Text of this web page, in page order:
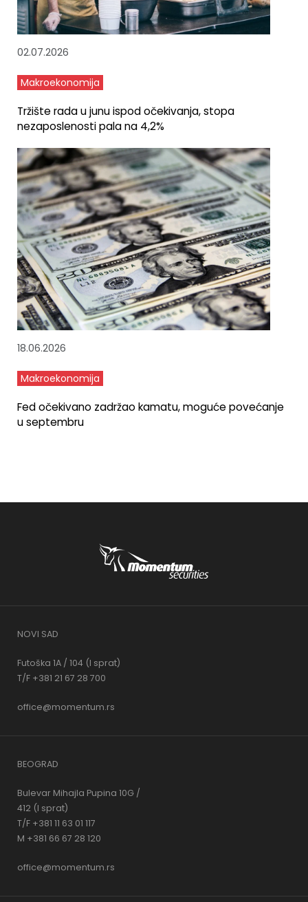
02.07.2026
Makroekonomija
Tržište rada u junu ispod očekivanja, stopa
nezaposlenosti pala na 4,2%
18.06.2026
Makroekonomija
Fed očekivano zadržao kamatu, moguće povećanje
u septembru
NOVI SAD
Futoška 1A / 104 (I sprat)
T/F +381 21 67 28 700
office@momentum.rs
BEOGRAD
Bulevar Mihajla Pupina 10G /
412 (I sprat)
T/F +381 11 63 01 117
M +381 66 67 28 120
office@momentum.rs